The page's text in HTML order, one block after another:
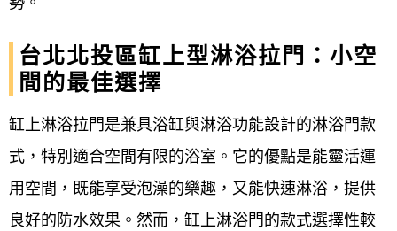
台北北投區缸上型淋浴拉門：小空
間的最佳選擇
缸上淋浴拉門是兼具浴缸與淋浴功能設計的淋浴門款
式，特別適合空間有限的浴室。它的優點是能靈活運
用空間，既能享受泡澡的樂趣，又能快速淋浴，提供
良好的防水效果。然而，缸上淋浴門的款式選擇性較